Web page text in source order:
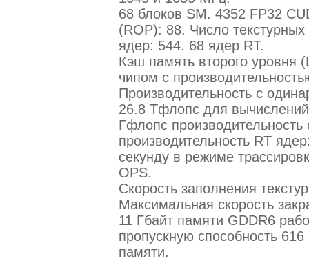
68 блоков SM. 4352 FP32
(ROP): 88. Число
ядер: 544. 68 ядер RT.
Кэш память второго уровня
чипом с
Производительность с
26.8 Тфлопс для
Гфлопс
производительность RT
секунду в режиме
OPS.
Скорость заполнения
Максимальная скорость
11 Гбайт памяти GDDR6
пропускную способность
памяти.